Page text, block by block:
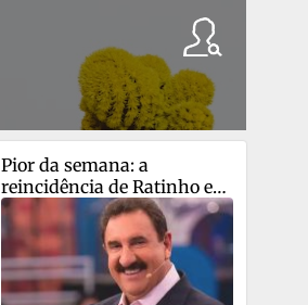
Pior da semana: a
reincidência de Ratinho em
comentários
preconceituosos